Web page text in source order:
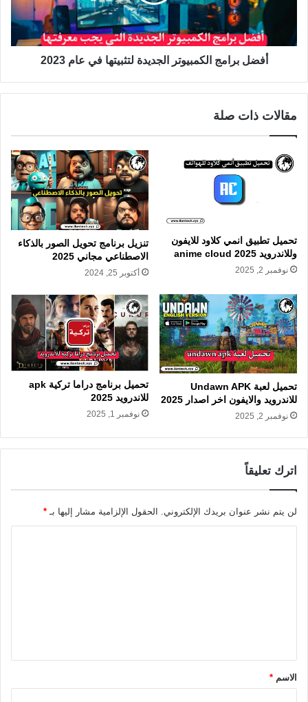
أفضل برامج الكمبيوتر الجديدة لتثبيتها في عام 2023
مقالات ذات صلة
تحميل تطبيق انمي كلاود للايفون
وللاندرويد anime cloud 2025
نوفمبر 2, 2025
تنزيل برنامج تحويل الصور بالذكاء
الاصطناعي مجاني 2025
أكتوبر 25, 2024
تحميل لعبة Undawn APK
للاندرويد والايفون اخر اصدار 2025
نوفمبر 2, 2025
تحميل برنامج دراما تركية apk
للاندرويد 2025
نوفمبر 1, 2025
اترك تعليقاً
لن يتم نشر عنوان بريدك الإلكتروني. الحقول الإلزامية مشار إليها بـ *
ق
*الاسم *